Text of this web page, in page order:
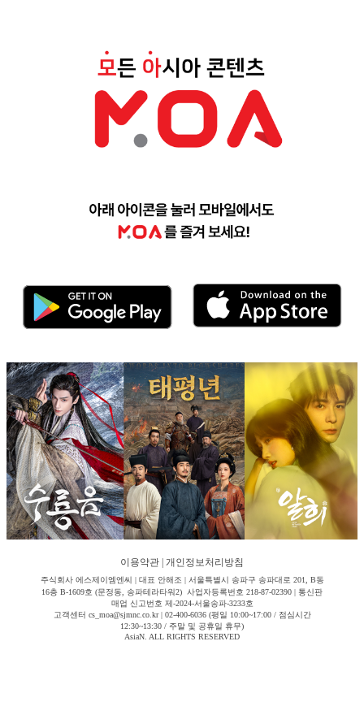
이용약관 개인정보처리방침
주식회사 에스제이엠엔씨 | 대표 안해조 | 서울특별시 송파구 송파대로 201, B동
16층 B-1609호 (문정동, 송파테라타워2) 사업자등록번호 218-87-02390 | 통신판
매업 신고번호 제-2024-서울송파-3233호
고객센터 cs_moa@sjmnc.co.kr | 02-400-6036 (평일 10:00~17:00 / 점심시간
12:30~13:30 / 주말 및 공휴일 휴무)
AsiaN. ALL RIGHTS RESERVED